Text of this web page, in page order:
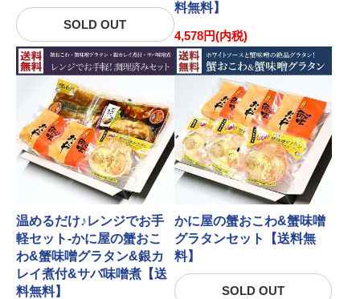
SOLD OUT
料無料】
4,578円(内税)
温めるだけ♪レンジでお手
軽セット-かに屋の蟹おこ
わ&蟹味噌グラタン&銀カ
レイ煮付&サバ味噌煮【送
料無料】
かに屋の蟹おこわ&蟹味噌
グラタンセット【送料無
料】
SOLD OUT